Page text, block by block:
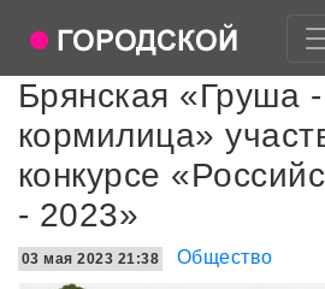
Брянская «Груша -
кормилица»
конкурсе
- 2023»
03 мая 2023 21:38 Общество